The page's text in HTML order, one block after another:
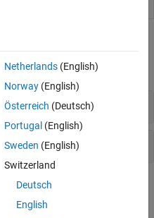
computer vision applications
(BoF)
Netherlands(English)
Norway(English)
Österreich (Deutsch)
Portugal (English)
Sweden (English)
Switzerland
Deutsch
English